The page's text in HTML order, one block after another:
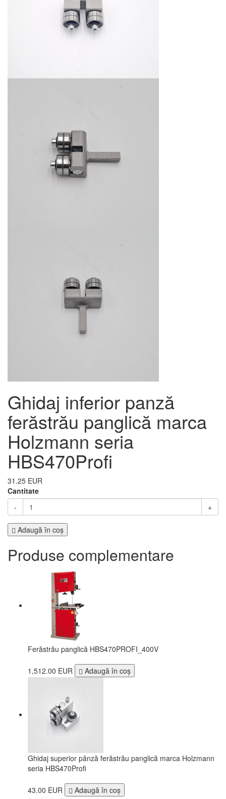
Ghidaj inferior panză
ferăstrău panglică marca
Holzmann seria
HBS470Profi
31.25 EUR
Cantitate
-
+
Adaugă în coş
Produse complementare
Ferăstrău panglică HBS470PROFI_400V
1,512.00 EUR Adaugă în coş
Ghidaj superior pânză ferăstrău panglică marca Holzmann
seria HBS470Profi
43.00 EUR Adaugă în coş